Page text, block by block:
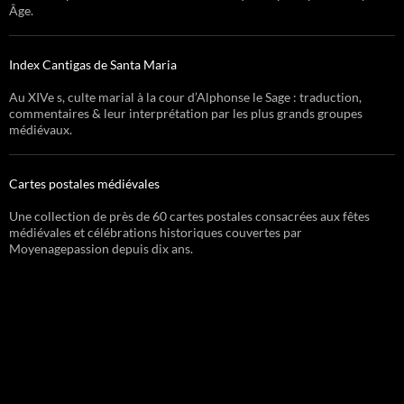
Âge.
Index Cantigas de Santa Maria
Au XIVe s, culte marial à la cour d’Alphonse le Sage : traduction,
commentaires & leur interprétation par les plus grands groupes
médiévaux.
Cartes postales médiévales
Une collection de près de 60 cartes postales consacrées aux fêtes
médiévales et célébrations historiques couvertes par
Moyenagepassion depuis dix ans.